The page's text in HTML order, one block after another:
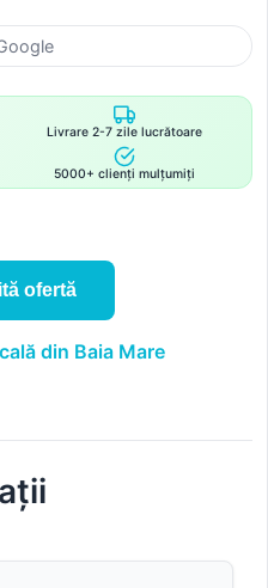
Livrare 2-7 zile lucrătoare
5000+ clienți mulțumiți
ofertă
din Baia Mare